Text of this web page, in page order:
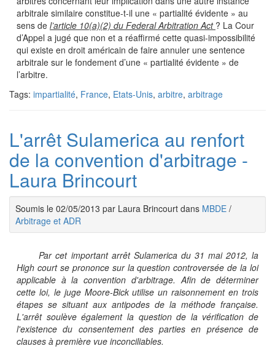
arbitrale similaire constitue-t-il une « partialité évidente » au
sens de l’article 10(a)(2) du Federal Arbitration Act ? La Cour
d’Appel a jugé que non et a réaffirmé cette quasi-impossibilité
qui existe en droit américain de faire annuler une sentence
arbitrale sur le fondement d’une « partialité évidente » de
l’arbitre.
Tags: impartialité, France, Etats-Unis, arbitre, arbitrage
L'arrêt Sulamerica au renfort
de la convention d'arbitrage -
Laura Brincourt
Soumis le 02/05/2013 par Laura Brincourt dans MBDE /
Arbitrage et ADR
Par cet important arrêt Sulamerica du 31 mai 2012, la
High court se prononce sur la question controversée de la loi
applicable à la convention d'arbitrage. Afin de déterminer
cette loi, le juge Moore-Bick utilise un raisonnement en trois
étapes se situant aux antipodes de la méthode française.
L'arrêt soulève également la question de la vérification de
l'existence du consentement des parties en présence de
clauses à première vue inconciliables.